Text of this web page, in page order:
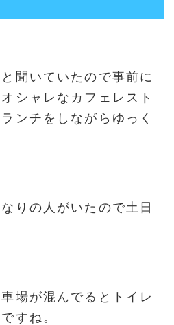
聞いていたので事前に
シャレなカフェレスト
ンチをしながらゆっく
りの人がいたので土日
場が混んでるとトイレ
すね。